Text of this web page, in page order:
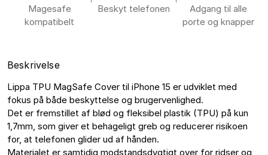
Magesafe
kompatibelt
Beskyt telefonen
Adgang til alle
porte og knapper
Beskrivelse
Lippa TPU MagSafe Cover til iPhone 15 er udviklet med
fokus på både beskyttelse og brugervenlighed.
Det er fremstillet af blød og fleksibel plastik (TPU) på kun
1,7mm, som giver et behageligt greb og reducerer risikoen
for, at telefonen glider ud af hånden.
Materialet er samtidig modstandsdygtigt over for ridser og